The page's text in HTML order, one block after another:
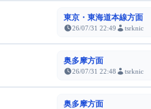
東京・東海道本線方面
26/07/31 22:49 tsrknic
奥多摩方面
26/07/31 22:48 tsrknic
奥多摩方面